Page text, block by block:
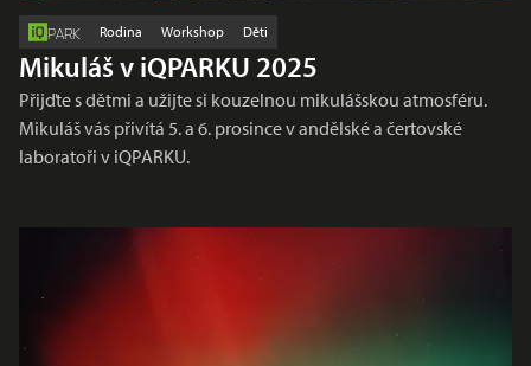
PARK Rodina Workshop Děti
Mikuláš v iQPARKU 2025
Přijďte s dětmi a užijte si kouzelnou mikulášskou atmosféru.
Mikuláš vás přivítá 5. a 6. prosince v andělské a čertovské
laboratoři v iQPARKU.